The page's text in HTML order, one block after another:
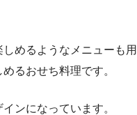
めるようなメニューも用
るおせち料理です。
ンになっています。